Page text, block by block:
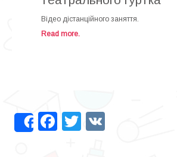
Відео дістанційного заняття.
Read more.
ShareFacebook
Twitter